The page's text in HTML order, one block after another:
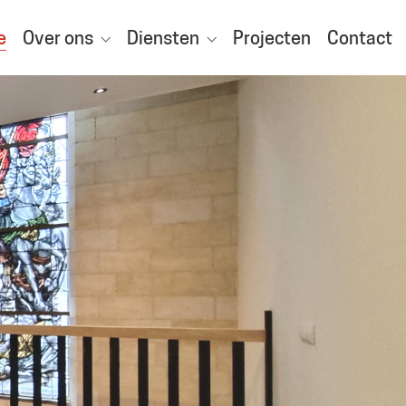
Over ons Diensten Projecten Contact